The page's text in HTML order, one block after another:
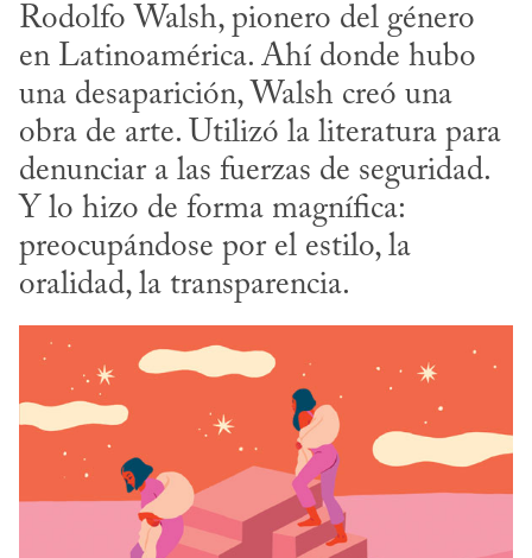
Rodolfo Walsh, pionero del género
en Latinoamérica. Ahí donde hubo
una desaparición, Walsh creó una
obra de arte. Utilizó la literatura para
denunciar a las fuerzas de seguridad.
Y lo hizo de forma magnífica:
preocupándose por el estilo, la
oralidad, la transparencia.